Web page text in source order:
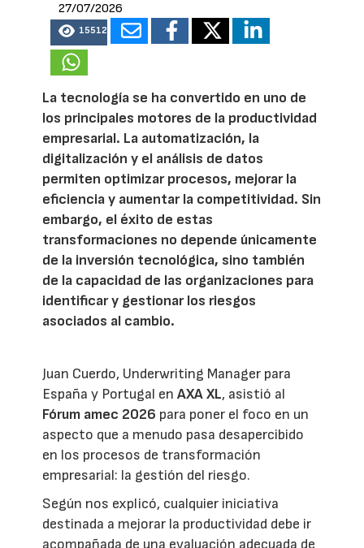
27/07/2026
15512
La tecnología se ha convertido en uno de
los principales motores de la productividad
empresarial. La automatización, la
digitalización y el análisis de datos
permiten optimizar procesos, mejorar la
eficiencia y aumentar la competitividad. Sin
embargo, el éxito de estas
transformaciones no depende únicamente
de la inversión tecnológica, sino también
de la capacidad de las organizaciones para
identificar y gestionar los riesgos
asociados al cambio.
Juan Cuerdo, Underwriting Manager para
España y Portugal enAXA XL, asistió al
Fórum amec 2026 para poner el foco en un
aspecto que a menudo pasa desapercibido
en los procesos de transformación
empresarial: la gestión del riesgo.
Según nos explicó, cualquier iniciativa
destinada a mejorar la productividad debe ir
acompañada de una evaluación adecuada de